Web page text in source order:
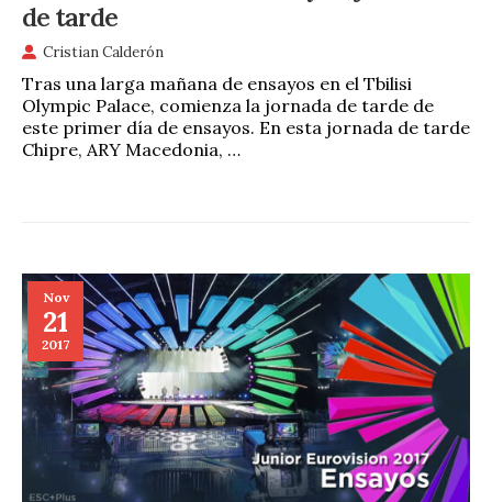
de tarde
Cristian Calderón
Tras una larga mañana de ensayos en el Tbilisi
Olympic Palace, comienza la jornada de tarde de
este primer día de ensayos. En esta jornada de tarde
Chipre, ARY Macedonia, …
Nov
21
2017